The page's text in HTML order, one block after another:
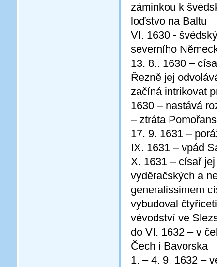
záminkou k
loďstvo na Baltu
VI. 1630 -
severního
13. 8.. 1630 –
Řezně jej
začíná intrikovat
1630 – nastává
– ztráta
17. 9. 1631 –
IX. 1631 – vpád
X. 1631 – císař
vyděračských a
generalissimem
vybudoval
vévodství ve
do VI. 1632 – v
Čech i Bavorska
1. – 4. 9. 1632 –